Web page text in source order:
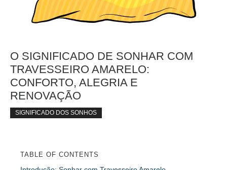
O SIGNIFICADO DE SONHAR COM
TRAVESSEIRO AMARELO:
CONFORTO, ALEGRIA E
RENOVAÇÃO
SIGNIFICADO DOS SONHOS
TABLE OF CONTENTS